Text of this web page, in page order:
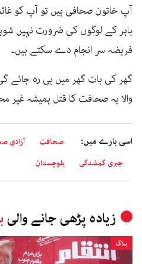
آپ خاتون صحافی ہیں تو آپ کو
باہر کے لوگوں کی ضرورت نہیں
فریضہ سر انجام دے سکتے ہیں۔
گھر کی بات گھر میں ہی رہ جائے
والا یہ صحافت کا قتل ہمیشہ غیر
اسی بارے میں: صحافت آزادی
جبری گمشدگی
بلوچستان
زیادہ پڑھی جانے والی
بلاگ